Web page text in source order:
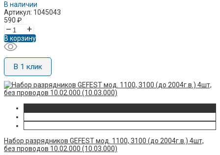
В наличии
Артикул: 1045043
590 ₽
– +
В корзину
В 1 клик
Набор разрядников GEFEST мод. 1100, 3100 (до 2004г.в.) 4шт,
без проводов 10.02.000 (10.03.000)